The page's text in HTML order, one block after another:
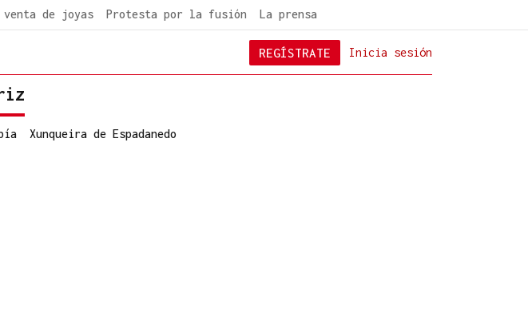
venta de joyas Protesta por la fusión La prensa
Inicia sesión
REGÍSTRATE
Xunqueira de Espadanedo